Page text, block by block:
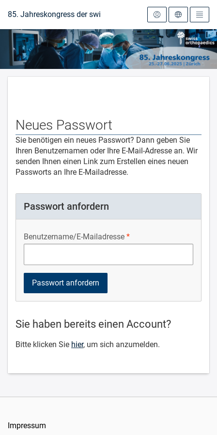
Zur Startseite
85. Jahreskongress der swiss orthopaedics 2025
Neues Passwort
Sie benötigen ein neues Passwort? Dann geben Sie
Ihren Benutzernamen oder Ihre E-Mail-Adresse an. Wir
senden Ihnen einen Link zum Erstellen eines neuen
Passworts an Ihre E-Mailadresse.
Passwort anfordern
Benutzername/E-Mailadresse
Sie haben bereits einen Account?
Bitte klicken Sie hier, um sich anzumelden.
Impressum